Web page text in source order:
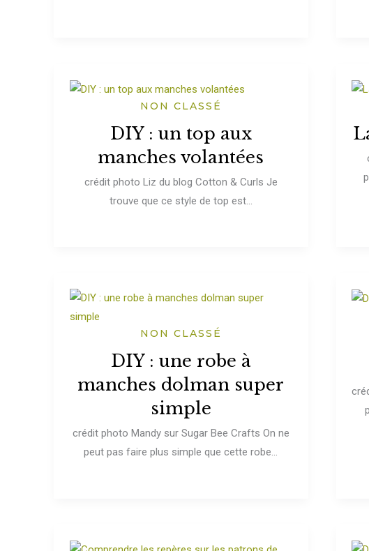
NON CLASSÉ
DIY : un top aux
manches volantées
crédit photo Liz du blog Cotton & Curls Je
trouve que ce style de top est...
NON CLASSÉ
DIY : une robe à
manches dolman super
simple
crédit photo Mandy sur Sugar Bee Crafts On ne
peut pas faire plus simple que cette robe...